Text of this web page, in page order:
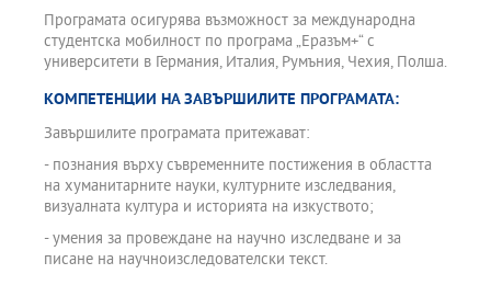
Програмата осигурява възможност за международна
студентска мобилност по програма „Еразъм+“ с
университети в Германия, Италия, Румъния, Чехия, Полша.
КОМПЕТЕНЦИИ НА ЗАВЪРШИЛИТЕ ПРОГРАМАТА:
Завършилите програмата притежават:
- познания върху съвременните постижения в областта
на хуманитарните науки, културните изследвания,
визуалната култура и историята на изкуството;
- умения за провеждане на научно изследване и за
писане на научноизследователски текст.